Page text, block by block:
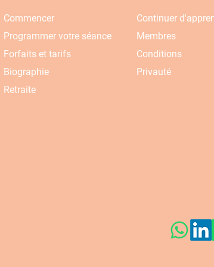
Commencer
Programmer votre séance
Forfaits et tarifs
Biographie
Retraite
Continuer
Membres
Conditions
Privauté